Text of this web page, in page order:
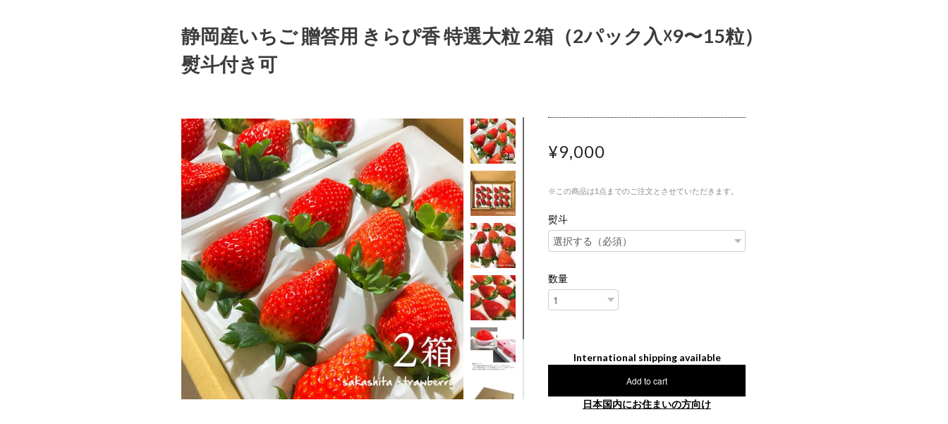
静岡産いちご 贈答用 きらぴ香 特選大粒 2箱（2パック入☓9〜15粒）
熨斗付き可
¥9,000
※この商品は1点までのご注文とさせていただきます。
熨斗
数量
International shipping available
Add to cart
日本国内にお住まいの方向け